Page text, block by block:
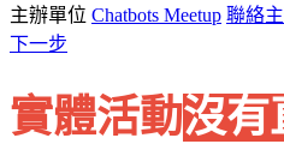
主辦單位 Chatbots Meetup 聯絡
下一步
實體活動沒有